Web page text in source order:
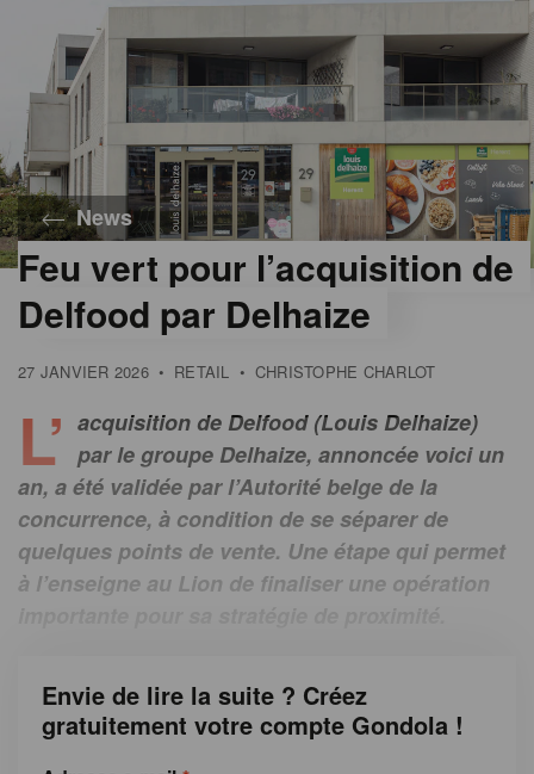
News
Feu vert pour l’acquisition de
Delfood par Delhaize
27 JANVIER 2026 • RETAIL • CHRISTOPHE CHARLOT
Charles
L’ acquisition de Delfood (Louis Delhaize)
par le groupe Delhaize, annoncée voici un
an, a été validée par l’Autorité belge de la
concurrence, à condition de se séparer de
quelques points de vente. Une étape qui permet
à l’enseigne au Lion de finaliser une opération
Envie de lire la suite ? Créez
gratuitement votre compte Gondola !
academy
society